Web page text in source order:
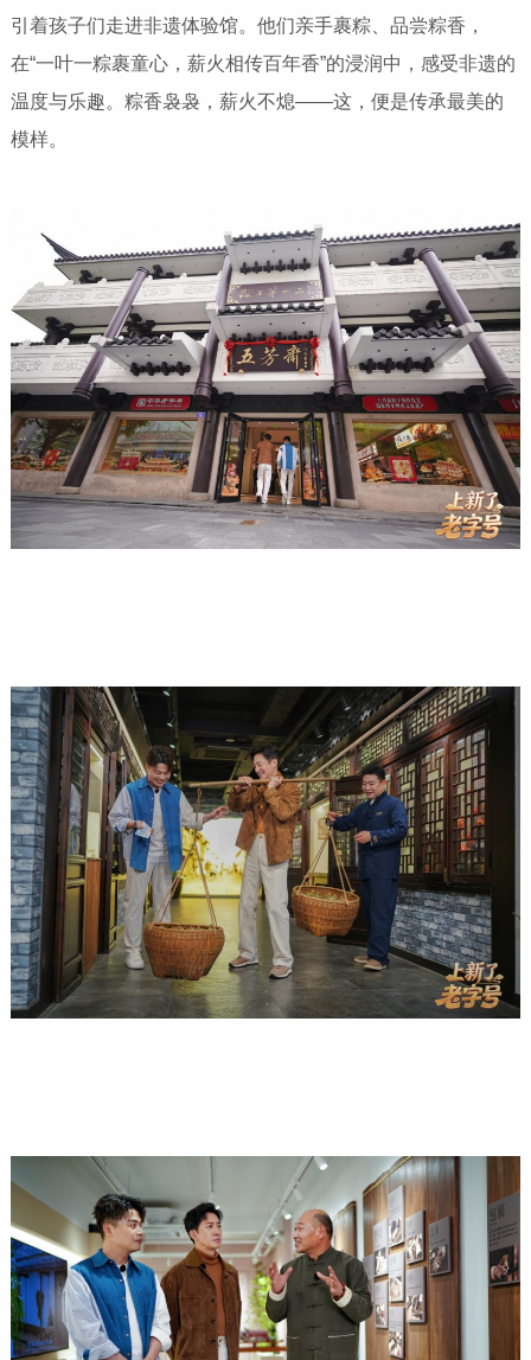
引着孩子们走进非遗体验馆。他们亲手裹粽、品尝粽香，
在“一叶一粽裹童心，薪火相传百年香”的浸润中，感受非遗的
温度与乐趣。粽香袅袅，薪火不熄——这，便是传承最美的
模样。